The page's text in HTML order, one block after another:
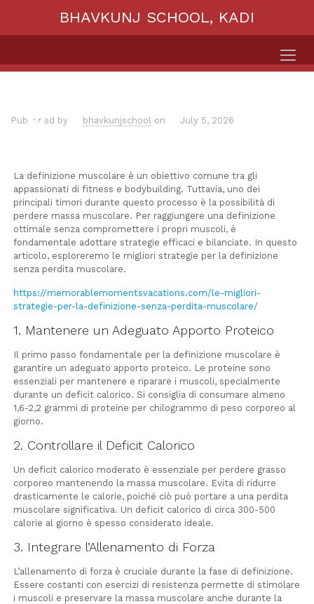
BHAVKUNJ SCHOOL, KADI
Published by bhavkunjschool on July 5, 2026
La definizione muscolare è un obiettivo comune tra gli
appassionati di fitness e bodybuilding. Tuttavia, uno dei
principali timori durante questo processo è la possibilità di
perdere massa muscolare. Per raggiungere una definizione
ottimale senza compromettere i propri muscoli, è
fondamentale adottare strategie efficaci e bilanciate. In questo
articolo, esploreremo le migliori strategie per la definizione
senza perdita muscolare.
https://memorablemomentsvacations.com/le-migliori-
strategie-per-la-definizione-senza-perdita-muscolare/
1. Mantenere un Adeguato Apporto Proteico
Il primo passo fondamentale per la definizione muscolare è
garantire un adeguato apporto proteico. Le proteine sono
essenziali per mantenere e riparare i muscoli, specialmente
durante un deficit calorico. Si consiglia di consumare almeno
1,6-2,2 grammi di proteine per chilogrammo di peso corporeo al
giorno.
2. Controllare il Deficit Calorico
Un deficit calorico moderato è essenziale per perdere grasso
corporeo mantenendo la massa muscolare. Evita di ridurre
drasticamente le calorie, poiché ciò può portare a una perdita
muscolare significativa. Un deficit calorico di circa 300-500
calorie al giorno è spesso considerato ideale.
3. Integrare l’Allenamento di Forza
L’allenamento di forza è cruciale durante la fase di definizione.
Essere costanti con esercizi di resistenza permette di stimolare
i muscoli e preservare la massa muscolare anche durante la